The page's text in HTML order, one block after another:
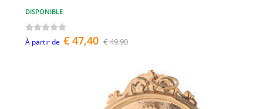
DISPONIBLE
À partir de € 47,40 € 49,90